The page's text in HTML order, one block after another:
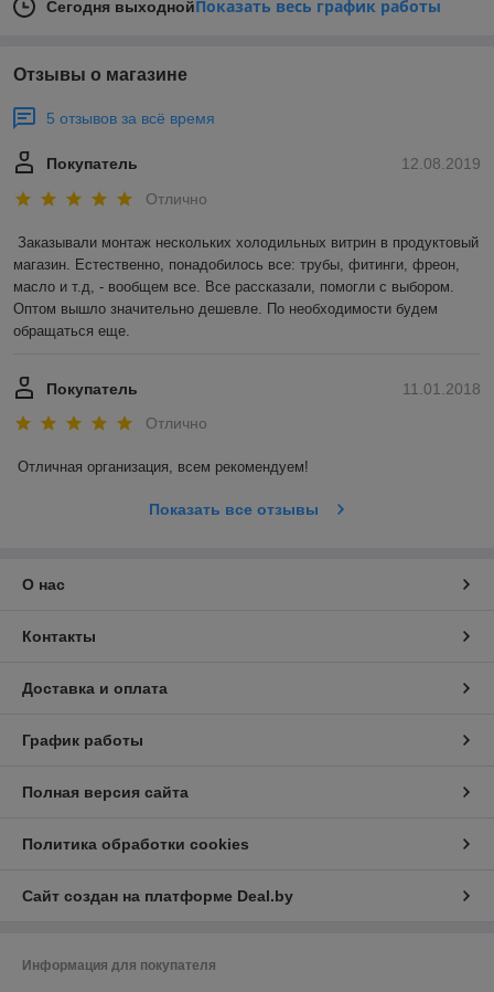
Сегодня выходнойПоказать весь график работы
Отзывы о магазине
5 отзывов за всё время
12.08.2019
Покупатель
Отлично
Заказывали монтаж нескольких холодильных витрин в продуктовый
магазин. Естественно, понадобилось все: трубы, фитинги, фреон,
масло и т.д, - вообщем все. Все рассказали, помогли с выбором.
Оптом вышло значительно дешевле. По необходимости будем
обращаться еще.
11.01.2018
Покупатель
Отлично
Отличная организация, всем рекомендуем!
Показать все отзывы
О нас
Контакты
Доставка и оплата
График работы
Полная версия сайта
Политика обработки cookies
Сайт создан на платформе Deal.by
Информация для покупателя